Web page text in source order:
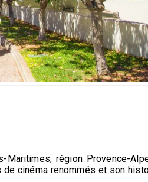
région Provence-
cinéma renommés et son